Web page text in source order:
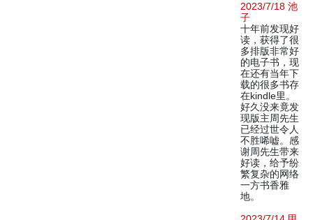
2023/7/18 池
子
十年前发现好
读，获得了很
多排版非常好
的电子书，现
在还有当年下
载的很多书存
在kindle里。
好久没来竟发
现版主周先生
已经过世令人
不胜唏嘘。感
谢周先生带来
好读，给予纷
繁复杂的网络
一方书香雅
地。